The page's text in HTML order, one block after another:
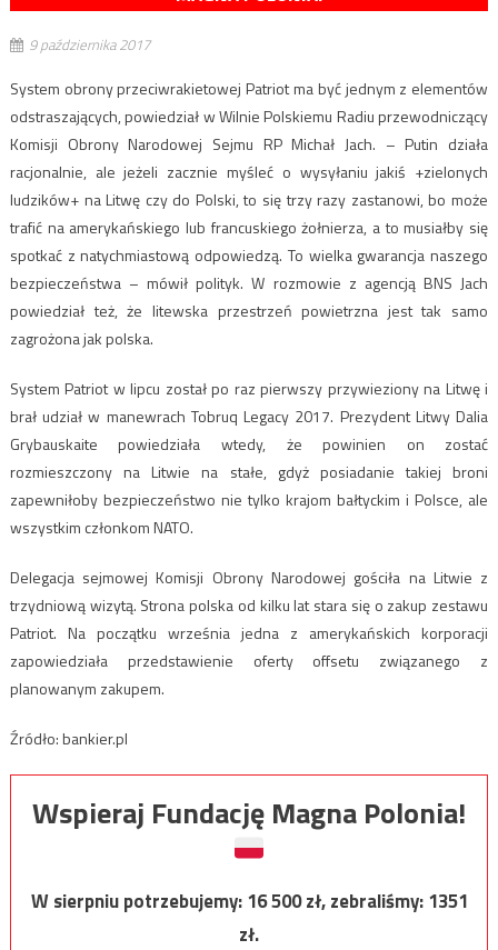
9 października 2017
System obrony przeciwrakietowej Patriot ma być jednym z elementów
odstraszających, powiedział w Wilnie Polskiemu Radiu przewodniczący
Komisji Obrony Narodowej Sejmu RP Michał Jach. – Putin działa
racjonalnie, ale jeżeli zacznie myśleć o wysyłaniu jakiś +zielonych
ludzików+ na Litwę czy do Polski, to się trzy razy zastanowi, bo może
trafić na amerykańskiego lub francuskiego żołnierza, a to musiałby się
spotkać z natychmiastową odpowiedzą. To wielka gwarancja naszego
bezpieczeństwa – mówił polityk. W rozmowie z agencją BNS Jach
powiedział też, że litewska przestrzeń powietrzna jest tak samo
zagrożona jak polska.
System Patriot w lipcu został po raz pierwszy przywieziony na Litwę i
brał udział w manewrach Tobruq Legacy 2017. Prezydent Litwy Dalia
Grybauskaite powiedziała wtedy, że powinien on zostać
rozmieszczony na Litwie na stałe, gdyż posiadanie takiej broni
zapewniłoby bezpieczeństwo nie tylko krajom bałtyckim i Polsce, ale
wszystkim członkom NATO.
Delegacja sejmowej Komisji Obrony Narodowej gościła na Litwie z
trzydniową wizytą. Strona polska od kilku lat stara się o zakup zestawu
Patriot. Na początku września jedna z amerykańskich korporacji
zapowiedziała przedstawienie oferty offsetu związanego z
planowanym zakupem.
Źródło: bankier.pl
Wspieraj Fundację Magna Polonia!
W sierpniu potrzebujemy:16 500zł, zebraliśmy:1351
zł.